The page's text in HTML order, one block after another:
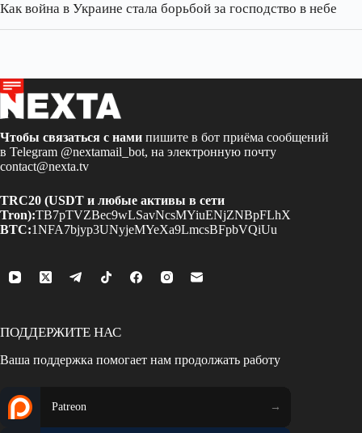
Как война в Украине стала борьбой за господство в небе
Чтобы связаться с нами пишите в бот приёма сообщений
в Telegram @nextamail_bot, на электронную почту
contact@nexta.tv
TRC20 (USDT и любые активы в сети
Tron):TB7pTVZBec9wLSavNcsMYiuENjZNBpFLhX
BTC:1NFA7bjyp3UNyjeMYeXa9LmcsBFpbVQiUu
ПОДДЕРЖИТЕ НАС
Ваша поддержка помогает нам продолжать работу
Patreon